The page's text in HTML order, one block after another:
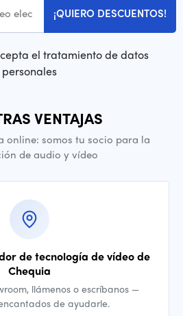
¡QUIERO DESCUENTOS!
el tratamiento de datos
personales
VENTAJAS
online: somos tu socio para la
de audio y vídeo
de tecnología de vídeo de
Chequia
llámenos o escríbanos —
de ayudarle.